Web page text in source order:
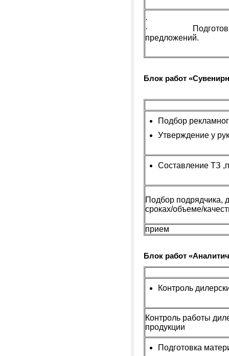
·
· Подготовка
предложений.
Блок работ
Подбор
Утверждение у
Составление ТЗ
Подбор подрядчика,
сроках/объеме/
прием
Блок работ «
Контроль
Контроль работы
продукции
Подготовка